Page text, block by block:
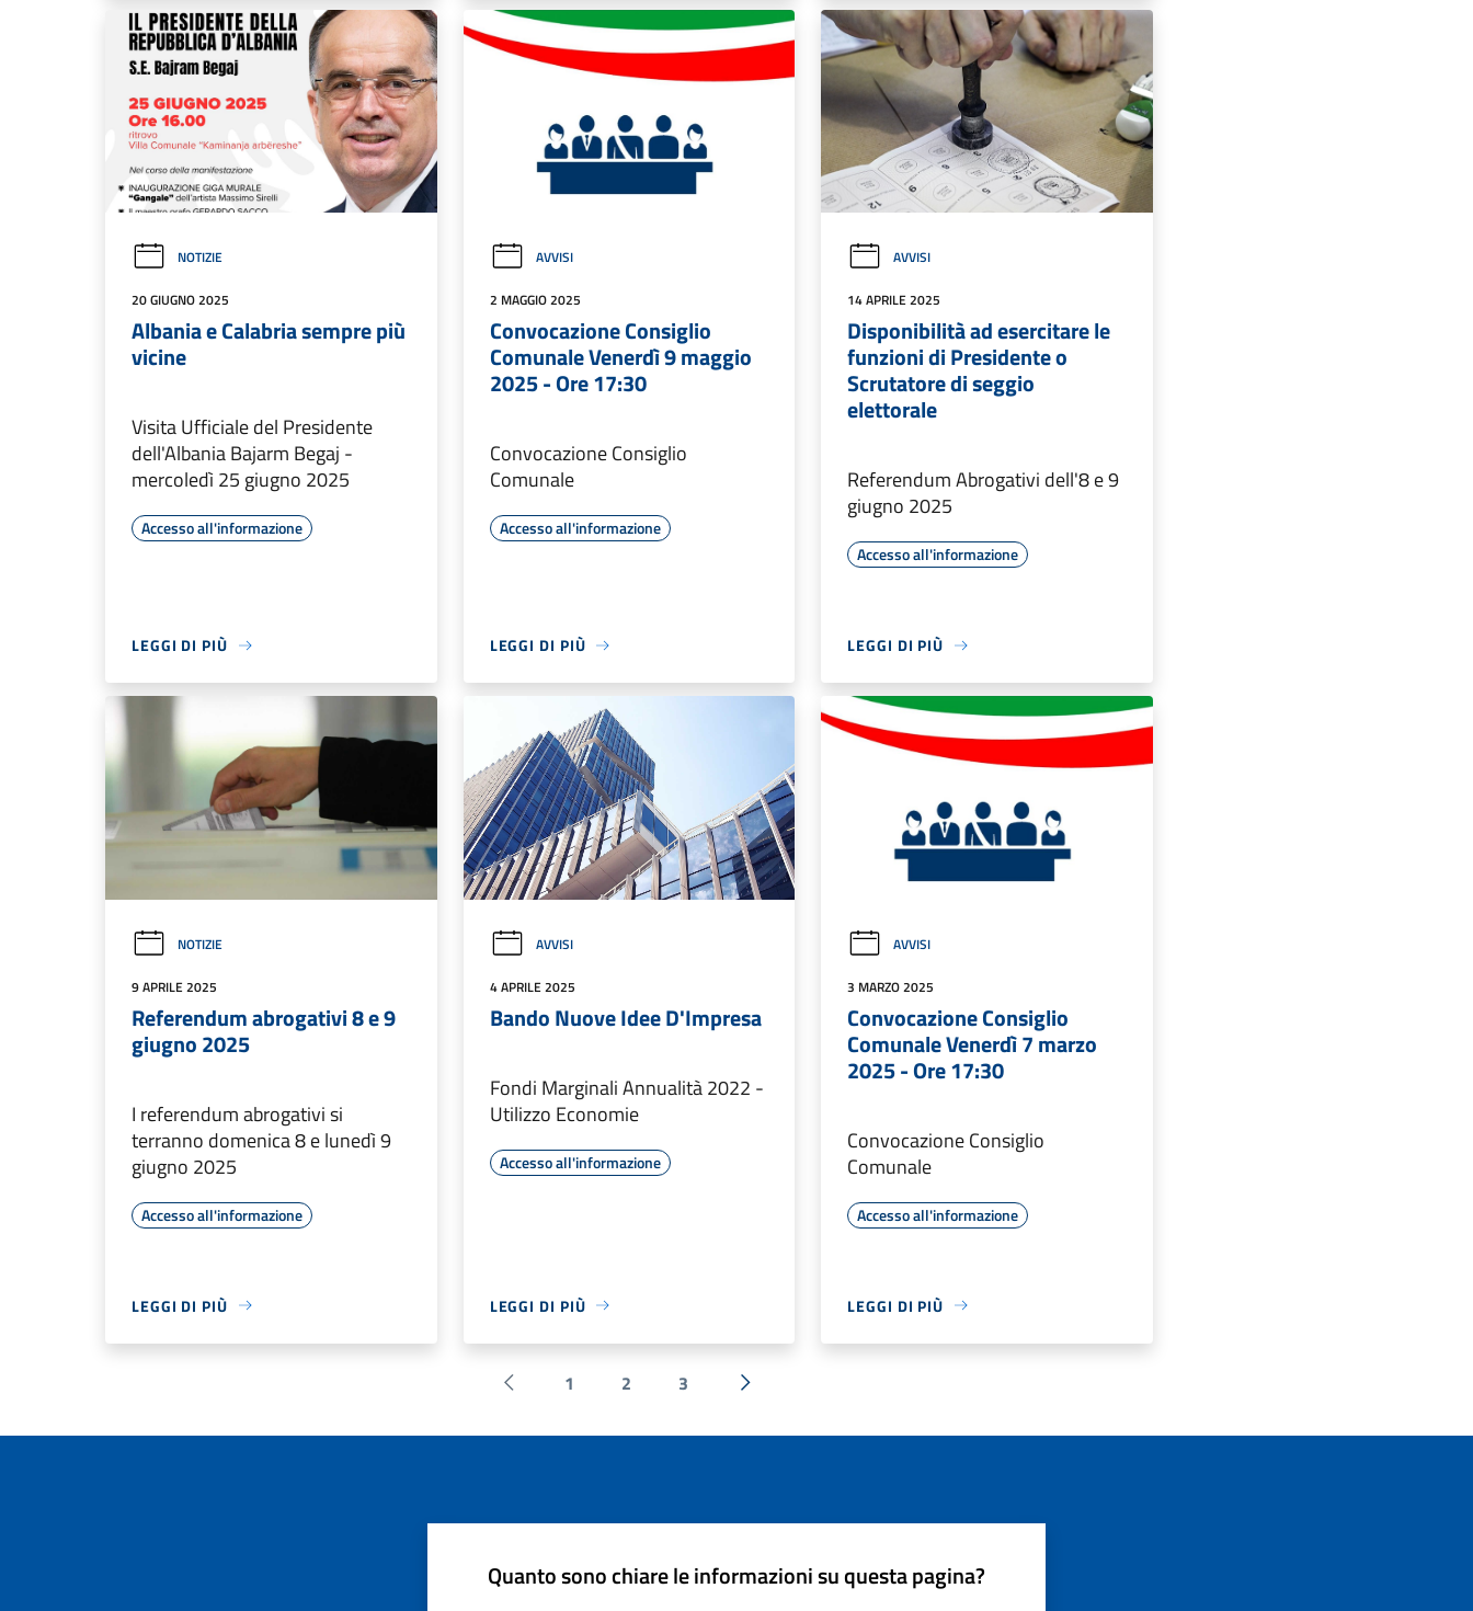
NOTIZIE
20 GIUGNO 2025
Albania e Calabria sempre più
vicine
Visita Ufficiale del Presidente
dell'Albania Bajarm Begaj -
mercoledì 25 giugno 2025
Accesso all'informazione
LEGGI DI PIÙ
AVVISI
2 MAGGIO 2025
Convocazione Consiglio
Comunale Venerdì 9 maggio
2025 - Ore 17:30
Convocazione Consiglio
Comunale
Accesso all'informazione
LEGGI DI PIÙ
AVVISI
14 APRILE 2025
Disponibilità ad esercitare le
funzioni di Presidente o
Scrutatore di seggio
elettorale
Referendum Abrogativi dell'8 e 9
giugno 2025
Accesso all'informazione
LEGGI DI PIÙ
NOTIZIE
9 APRILE 2025
Referendum abrogativi 8 e 9
giugno 2025
I referendum abrogativi si
terranno domenica 8 e lunedì 9
giugno 2025
Accesso all'informazione
LEGGI DI PIÙ
AVVISI
4 APRILE 2025
Bando Nuove Idee D'Impresa
Fondi Marginali Annualità 2022 -
Utilizzo Economie
Accesso all'informazione
LEGGI DI PIÙ
AVVISI
3 MARZO 2025
Convocazione Consiglio
Comunale Venerdì 7 marzo
2025 - Ore 17:30
Convocazione Consiglio
Comunale
Accesso all'informazione
LEGGI DI PIÙ
Pagina precedente
1 2 3
Successiva »
Quanto sono chiare le informazioni su questa pagina?